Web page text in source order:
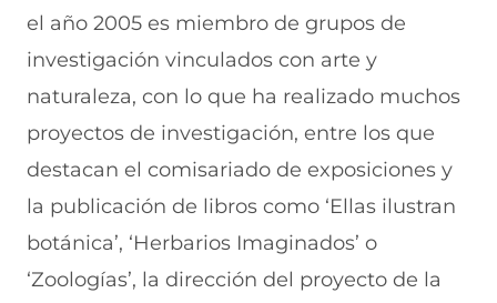
el año 2005 es miembro de grupos de
investigación vinculados con arte y
naturaleza, con lo que ha realizado muchos
proyectos de investigación, entre los que
destacan el comisariado de exposiciones y
la publicación de libros como ‘Ellas ilustran
botánica’, ‘Herbarios Imaginados’ o
‘Zoologías’, la dirección del proyecto de la